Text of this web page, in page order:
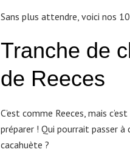
Sans plus attendre, voici nos
Tranche de
de Reeces
C’est comme Reeces, mais
préparer ! Qui pourrait passer
cacahuète ?